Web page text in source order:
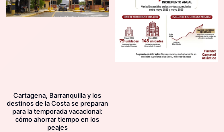
Cartagena, Barranquilla y los
destinos de la Costa se preparan
para la temporada vacacional:
cómo ahorrar tiempo en los
peajes